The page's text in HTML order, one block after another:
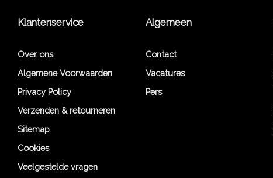
Klantenservice
Over ons
Algemene Voorwaarden
Privacy Policy
Verzenden & retourneren
Sitemap
Cookies
Veelgestelde vragen
Algemeen
Contact
Vacatures
Pers